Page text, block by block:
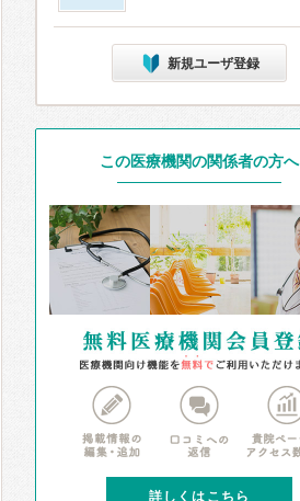
新規ユーザ登録
この医療機関の関係者の方へ
詳しくはこちら